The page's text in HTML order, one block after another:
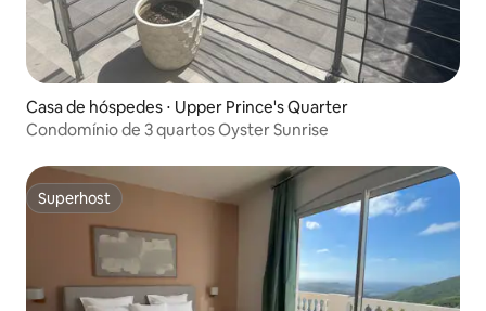
Casa de hóspedes ⋅ Upper Prince's Quarter
Condomínio de 3 quartos Oyster Sunrise
Superhost
Superhost